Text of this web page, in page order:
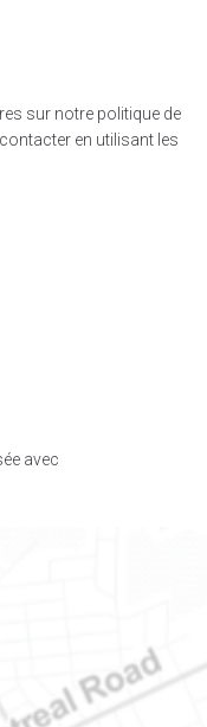
sur notre politique de
en utilisant les
avec